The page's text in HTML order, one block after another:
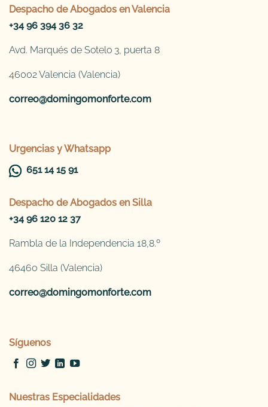
Despacho de Abogados en Valencia
+34 96 394 36 32
Avd. Marqués de Sotelo 3, puerta 8
46002 Valencia (Valencia)
correo@domingomonforte.com
Urgencias y Whatsapp
651 14 15 91
Despacho de Abogados en Silla
+34 96 120 12 37
Rambla de la Independencia 18,8.º
46460 Silla (Valencia)
correo@domingomonforte.com
Síguenos
Nuestras Especialidades